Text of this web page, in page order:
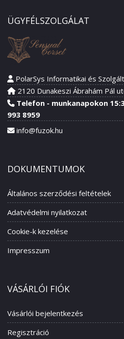
ÜGYFÉLSZOLGÁLAT
PolarSys Informatikai és
2120 Dunakeszi Ábrahám Pál
Telefon - munkanapokon
993 8959
info@fuzok.hu
DOKUMENTUMOK
Általános szerződési feltételek
Adatvédelmi nyilatkozat
Cookie-k kezelése
Impresszum
VÁSÁRLÓI FIÓK
Vásárlói bejelentkezés
Regisztráció